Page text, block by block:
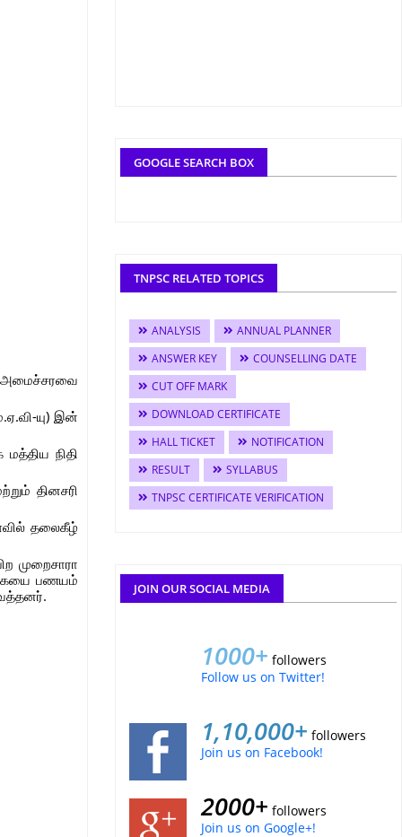
அமைச்சரவை
யு) இன்
நிதி
தினசரி
தலைகீழ்
முறைசாரா
பணயம்
GOOGLE SEARCH BOX
TNPSC RELATED TOPICS
ANALYSIS
ANNUAL PLANNER
ANSWER KEY
COUNSELLING DATE
CUT OFF MARK
DOWNLOAD CERTIFICATE
HALL TICKET
NOTIFICATION
RESULT
SYLLABUS
TNPSC CERTIFICATE VERIFICATION
JOIN OUR SOCIAL MEDIA
1000+ followers
Follow us on Twitter!
1,10,000+ followers
Join us on Facebook!
2000+ followers
Join us on Google+!